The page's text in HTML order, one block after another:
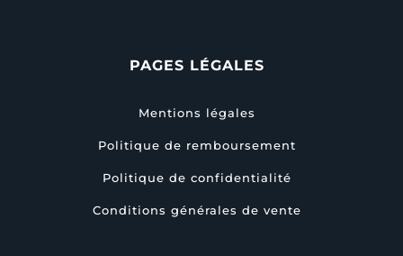
PAGES LÉGALES
Mentions légales
Politique de remboursement
Politique de confidentialité
Conditions générales de vente